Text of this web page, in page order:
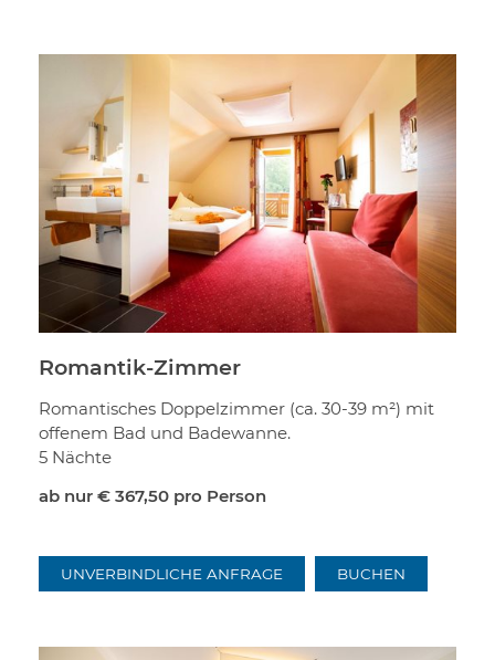
Romantik-Zimmer
Romantisches Doppelzimmer (ca. 30-39 m²) mit
offenem Bad und Badewanne.
5 Nächte
ab nur € 367,50 pro Person
UNVERBINDLICHE ANFRAGE BUCHEN